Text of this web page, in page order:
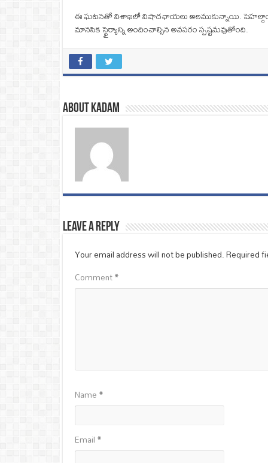
ఈ ఘటనతో విశాఖలో విషాదఛాయలు అలముకున్నాయి. పెహల్గాం
మానసిక స్థైర్యాన్ని అందించాల్సిన అవసరం స్పష్టమవుతోంది.
About Kadam
Leave a Reply
Your email address will not be published.Required
Comment*
Name*
Email*